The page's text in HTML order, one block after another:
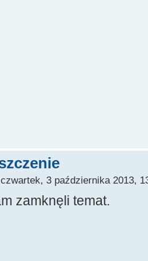
3 października 2013,
zamknęli temat.